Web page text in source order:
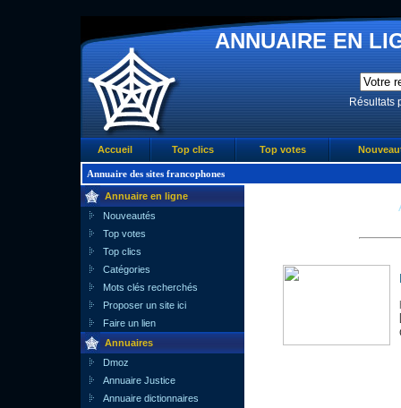
ANNUAIRE EN
Résultats
Accueil Top clics Top votes
Annuaire des sites francophones
Annuaire en ligne
Nouveautés
Top votes
Top clics
Catégories
Mots clés recherchés
Proposer un site ici
Faire un lien
Annuaires
Dmoz
Annuaire Justice
Annuaire dictionnaires